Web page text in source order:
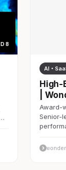
D 8
AI・
High-
|
Award-
Senior-